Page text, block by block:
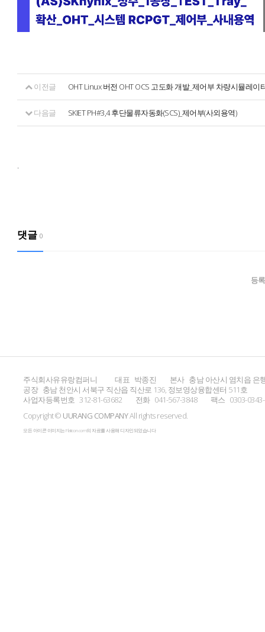
이전글 OHT Linux 버전 OHT OCS 고도화 개발_제어부 차량시뮬레이
다음글 SKIET PH#3,4 후단물류자동화(SCS)_제어부(사외용역)
.
댓글 0
등
주식회사유유랑컴퍼니 대표 박종진 본사 충남 아산시 염치읍 은
공장 충남 천안시 서북구 직산읍 직산로 136, 정보영상융합센터 511호
사업자등록번호 312-81-63682 전화 041-567-3848 팩스 0303-
Copyright © UURANG COMPANYAll rights reserved.
모든 아이콘 이미지는 Flaticon.com의 자료를 사용해 디자인되었습니다